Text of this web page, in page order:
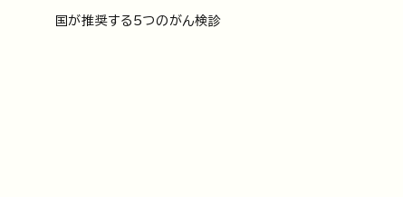
国が推奨する5つのがん検診